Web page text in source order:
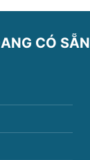
CÓ SẴN